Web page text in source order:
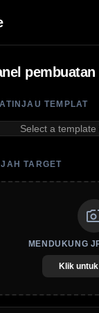
pembuatan
TEMPLAT
Select a
TARGET
MENDUKUNG
Klik